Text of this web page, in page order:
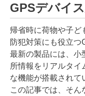
GPSデバイ
帰省時に荷物や子ど
防犯対策にも役立つ
最新の製品には、小
所情報をリアルタイ
な機能が搭載されて
この記事では、そん